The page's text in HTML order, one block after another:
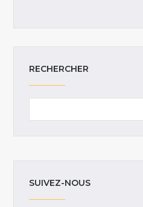
RECHERCHER
SUIVEZ-NOUS